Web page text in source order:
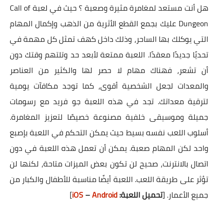
هل أنت مستعد لمغامرة مثيرة وصعبة ؟ حيث في لعبة Call of
Dungeon عليك بجمع القطع الأثرية من الذهب وإكمال المهام
التي يوكلك بها الساحر، وذلك داخل كهف تمثل كل مهمة في
تحديًا جديدًا معقدًا. اللعبة ممتعة لأبعد حد وتلتهم وقتك دون
أن تشعر، فهناك مهام لا حصر لها والكثير من العناصر
والمعدات لجعل الشخصية أقوى، كما توجد مكافآت يومية
لترقية معداتك. تجد في هذه اللعبة جو فريد مع رسومات
جميلة وموسيقى خلفية مصنوعة خصيصًا لتعزيز المغامرة.
أسلوب اللعب نفسه بسيط حيث يمكن التحكم في اللعبة بإصبع
واحد لكن المهام صعبة. يمكن أن تعمل هذه اللعبة في دون
اتصال بالانترنت، صحيح لن تكون بعض الميزات متاحة، لكنها لن
تؤثر على طريقة اللعب. اللعبة أيضًا مناسبة للأطفال والكبار من
جميع الأعمار. [تحميل اللعبة: iOS–Android
]